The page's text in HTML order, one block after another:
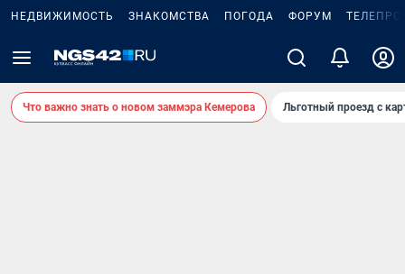
НЕДВИЖИМОСТЬ ЗНАКОМСТВА ПОГОДА ФОРУМ
Что важно знать о новом заммэра Кемерова Льготный проезд с